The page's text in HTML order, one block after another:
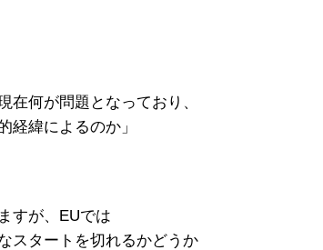
在何が問題となっており、
緯によるのか」
すが、EUでは
スタートを切れるかどうか